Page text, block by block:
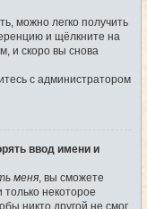
можно легко получить
и щёлкните на
и скоро вы снова
с администратором
ввод имени и
меня , вы сможете
некоторое
никто другой не смог